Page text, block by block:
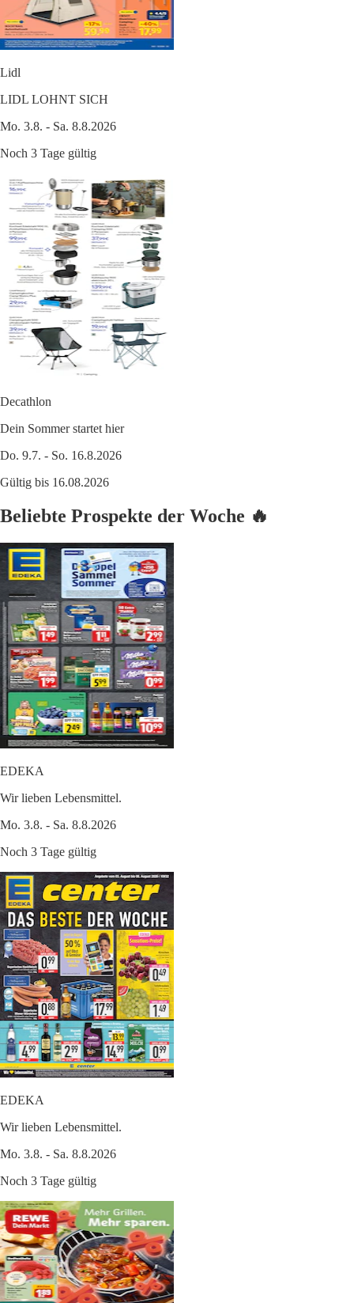
Lidl
LIDL LOHNT SICH
Mo. 3.8. - Sa. 8.8.2026
Noch 3 Tage gültig
Decathlon
Dein Sommer startet hier
Do. 9.7. - So. 16.8.2026
Gültig bis 16.08.2026
Beliebte Prospekte der Woche 🔥
EDEKA
Wir lieben Lebensmittel.
Mo. 3.8. - Sa. 8.8.2026
Noch 3 Tage gültig
EDEKA
Wir lieben Lebensmittel.
Mo. 3.8. - Sa. 8.8.2026
Noch 3 Tage gültig